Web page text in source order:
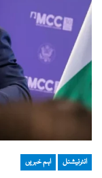
انٹرنیشنل اہم خبریں